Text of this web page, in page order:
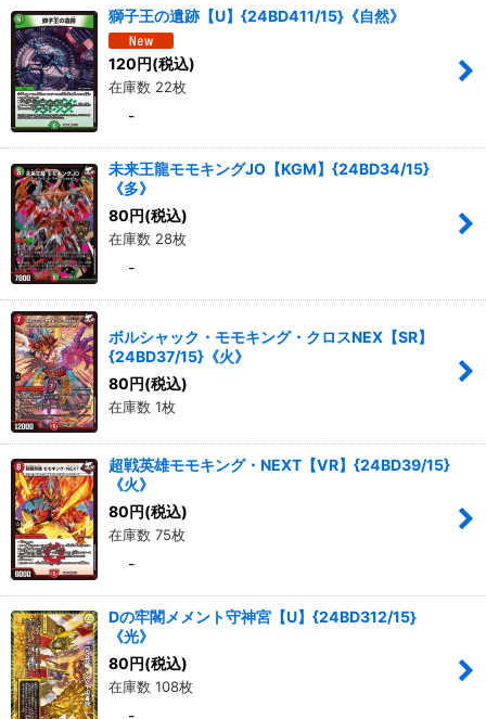
獅子王の遺跡【U】{24BD411/15}《自然》
120円(税込)
在庫数 22枚
-
未来王龍モモキングJO【KGM】{24BD34/15}
《多》
80円(税込)
在庫数 28枚
-
ボルシャック・モモキング・クロスNEX【SR】
{24BD37/15}《火》
80円(税込)
在庫数 1枚
超戦英雄モモキング・NEXT【VR】{24BD39/15}
《火》
80円(税込)
在庫数 75枚
-
Dの牢閣メメント守神宮【U】{24BD312/15}
《光》
80円(税込)
在庫数 108枚
-